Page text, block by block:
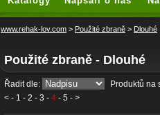
www.rehak-lov.com > Použité zbraně > Dlouhé
Použité zbraně - Dlouhé
Řadit dle: Produktů na
< - 1 - 2 - 3 - 4 - 5 - >